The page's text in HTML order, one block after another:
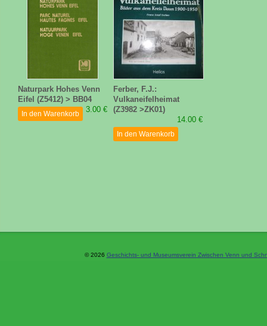
Naturpark Hohes Venn
Eifel (Z5412) > BB04
3.00 €
In den Warenkorb
Ferber, F.J.:
Vulkaneifelheimat
(Z3982 >ZK01)
14.00 €
In den Warenkorb
© 2026 Geschichts- und Museumsverein Zwischen Venn und